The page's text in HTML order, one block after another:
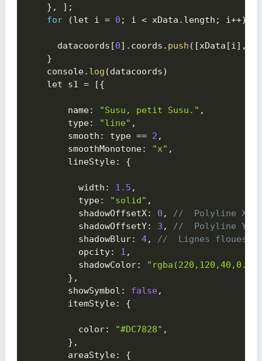
} , ] ;
for
(let i = 0 ; i < xData . length ; i++)
      datacoords
[0] . coords . push ( [xData [i] ,
}
    console
. log (datacoords)
    let s1
= [{
        name
: "Susu, petit Susu." ,
        type
: "line" ,
        smooth
: type == 2 ,
        smoothMonotone
: "x" ,
        lineStyle
: {
          width
: 1.5 ,
          type
: "solid" ,
          shadowOffsetX
: 0 ,
//  Polyline
          shadowOffsetY
: 3 ,
//  Polyline
          shadowBlur
: 4,
//  Lignes floues
          opcity
: 1 ,
          shadowColor
:
} ,
        showSymbol
: false,
        itemStyle
: {
          color
: "#DC7828" ,
} ,
        areaStyle
: {